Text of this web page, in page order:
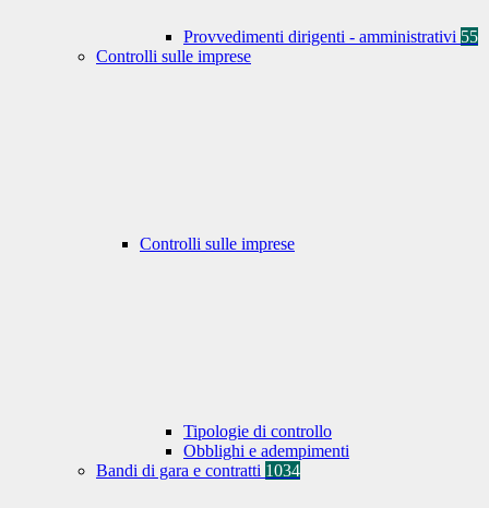
Provvedimenti dirigenti - amministrativi 55
Controlli sulle imprese
Controlli sulle imprese
Tipologie di controllo
Obblighi e adempimenti
Bandi di gara e contratti 1034